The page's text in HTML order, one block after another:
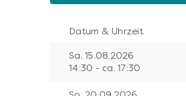
Datum & Uhrzeit
Sa. 15.08.2026
14:30 - ca. 17:30